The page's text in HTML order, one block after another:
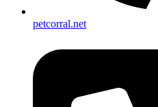
petcorral.net